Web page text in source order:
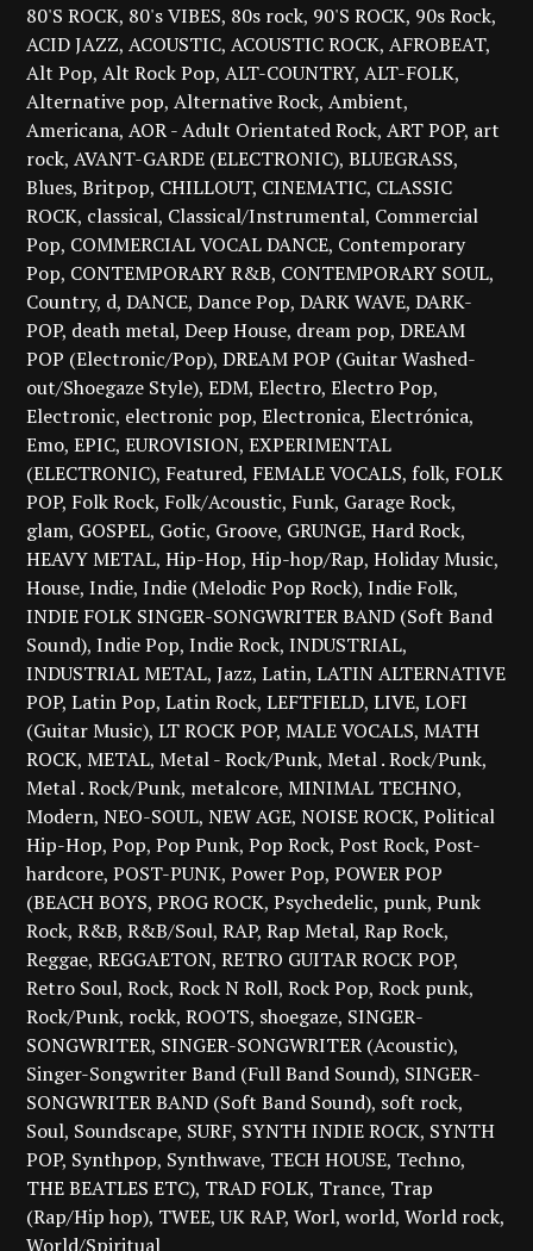
80'S ROCK 80's VIBES 80s rock 90'S ROCK 90s Rock
ACID JAZZ ACOUSTIC ACOUSTIC ROCK AFROBEAT
Alt Pop Alt Rock Pop ALT-COUNTRY ALT-FOLK
Alternative pop Alternative Rock Ambient
Americana AOR - Adult Orientated Rock ART POP art
rock AVANT-GARDE (ELECTRONIC) BLUEGRASS
Blues Britpop CHILLOUT CINEMATIC CLASSIC
ROCK classical Classical/Instrumental Commercial
Pop COMMERCIAL VOCAL DANCE Contemporary
Pop CONTEMPORARY R&B CONTEMPORARY SOUL
Country d DANCE Dance Pop DARK WAVE DARK-
POP death metal Deep House dream pop DREAM
POP (Electronic/Pop) DREAM POP (Guitar Washed-
out/Shoegaze Style) EDM Electro Electro Pop
Electronic electronic pop Electronica Electrónica
Emo EPIC EUROVISION EXPERIMENTAL
(ELECTRONIC) Featured FEMALE VOCALS folk FOLK
POP Folk Rock Folk/Acoustic Funk Garage Rock
glam GOSPEL Gotic Groove GRUNGE Hard Rock
HEAVY METAL Hip-Hop Hip-hop/Rap Holiday Music
House Indie Indie (Melodic Pop Rock) Indie Folk
INDIE FOLK SINGER-SONGWRITER BAND (Soft Band
Sound) Indie Pop Indie Rock INDUSTRIAL
INDUSTRIAL METAL Jazz Latin LATIN ALTERNATIVE
POP Latin Pop Latin Rock LEFTFIELD LIVE LOFI
(Guitar Music) LT ROCK POP MALE VOCALS MATH
ROCK METAL Metal - Rock/Punk Metal . Rock/Punk
Metal . Rock/Punk metalcore MINIMAL TECHNO
Modern NEO-SOUL NEW AGE NOISE ROCK Political
Hip-Hop Pop Pop Punk Pop Rock Post Rock Post-
hardcore POST-PUNK Power Pop POWER POP
(BEACH BOYS PROG ROCK Psychedelic punk Punk
Rock R&B R&B/Soul RAP Rap Metal Rap Rock
Reggae REGGAETON RETRO GUITAR ROCK POP
Retro Soul Rock Rock N Roll Rock Pop Rock punk
Rock/Punk rockk ROOTS shoegaze SINGER-
SONGWRITER SINGER-SONGWRITER (Acoustic)
Singer-Songwriter Band (Full Band Sound) SINGER-
SONGWRITER BAND (Soft Band Sound) soft rock
Soul Soundscape SURF SYNTH INDIE ROCK SYNTH
POP Synthpop Synthwave TECH HOUSE Techno
THE BEATLES ETC) TRAD FOLK Trance Trap
(Rap/Hip hop) TWEE UK RAP Worl world World rock
World/Spiritual